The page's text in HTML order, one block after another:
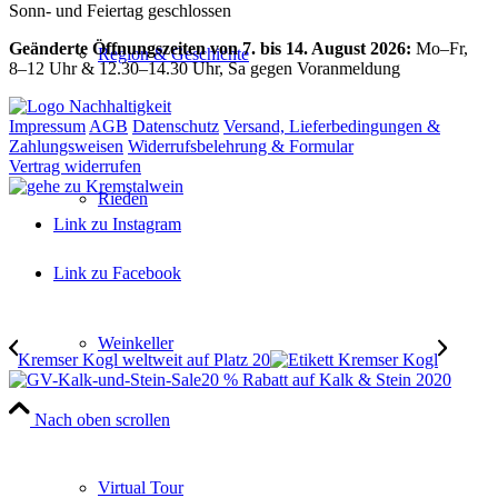
Region & Geschichte
Rieden
Weinkeller
Virtual Tour
Sonn- und Feiertag geschlossen
Geänderte Öffnungszeiten von 7. bis 14. August 2026: Mo–Fr,
8–12 Uhr & 12.30–14.30 Uhr, Sa gegen Voranmeldung
Impressum AGB Datenschutz Versand, Lieferbedingungen &
Zahlungsweisen Widerrufsbelehrung & Formular
Vertrag widerrufen
Link zu Instagram
Link zu Facebook
Kremser Kogl weltweit auf Platz 20
20 % Rabatt auf Kalk & Stein 2020
Nach oben scrollen